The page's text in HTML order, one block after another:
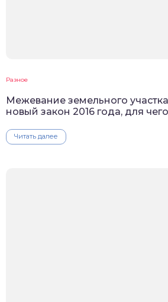
Разное
Межевание земельного
новый закон 2016 года, для
Читать далее